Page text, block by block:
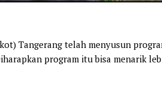
Tangerang telah menyusun
program itu bisa menarik